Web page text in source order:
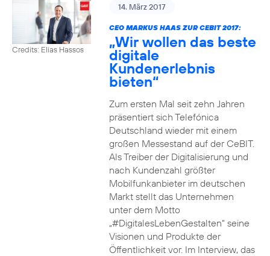
Credits: Elias Hassos
14. März 2017
CEO MARKUS HAAS ZUR CEBIT 2017:
„Wir wollen das beste
digitale
Kundenerlebnis
bieten“
Zum ersten Mal seit zehn Jahren
präsentiert sich Telefónica
Deutschland wieder mit einem
großen Messestand auf der CeBIT.
Als Treiber der Digitalisierung und
nach Kundenzahl größter
Mobilfunkanbieter im deutschen
Markt stellt das Unternehmen
unter dem Motto
„#DigitalesLebenGestalten“ seine
Visionen und Produkte der
Öffentlichkeit vor. Im Interview, das